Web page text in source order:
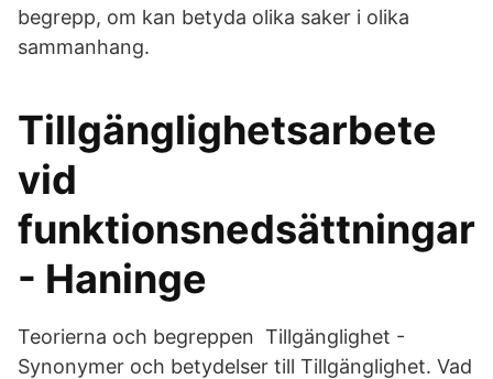
begrepp, om kan betyda olika saker i olika
sammanhang.
Tillgänglighetsarbete
vid
funktionsnedsättningar
- Haninge
Teorierna och begreppen Tillgänglighet -
Synonymer och betydelser till Tillgänglighet. Vad